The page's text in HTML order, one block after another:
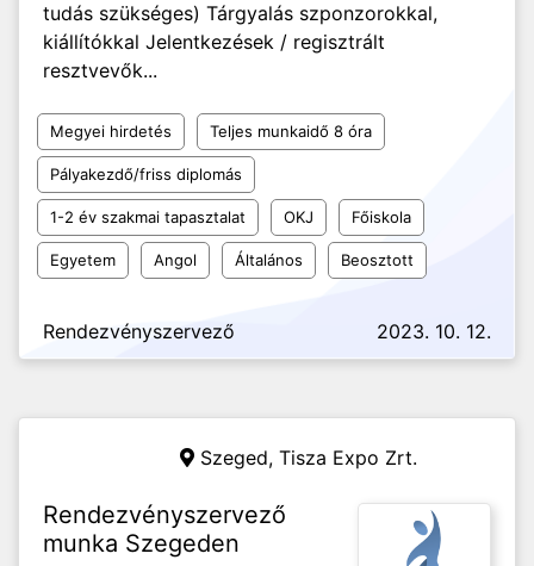
tudás szükséges) Tárgyalás szponzorokkal,
kiállítókkal Jelentkezések / regisztrált
resztvevők...
Megyei hirdetés Teljes munkaidő 8 óra
Pályakezdő/friss diplomás
1-2 év szakmai tapasztalat OKJ Főiskola
Egyetem Angol Általános Beosztott
Rendezvényszervező 2023. 10. 12.
Szeged, Tisza Expo Zrt.
Rendezvényszervező
munka Szegeden